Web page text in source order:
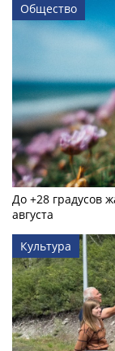
Общество
До +28 градусов
августа
Культура